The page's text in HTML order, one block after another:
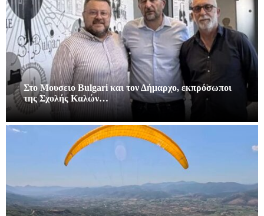
Στο Μουσειο Bulgari και τον Δήμαρχο, εκπρόσωποι
της Σχολής Καλών…